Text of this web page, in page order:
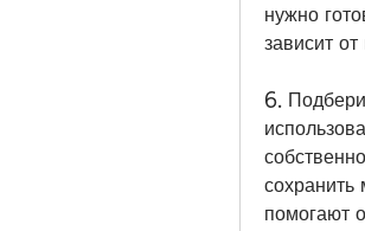
нужно
зависит
6.
сохранить
помогают